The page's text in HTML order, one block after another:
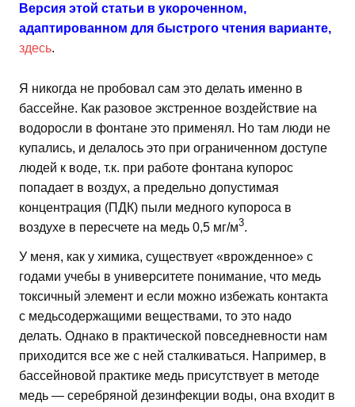
Версия этой статьи в укороченном,
адаптированном для быстрого чтения варианте,
здесь.
Я никогда не пробовал сам это делать именно в
бассейне. Как разовое экстренное воздействие на
водоросли в фонтане это применял. Но там люди не
купались, и делалось это при ограниченном доступе
людей к воде, т.к. при работе фонтана купорос
попадает в воздух, а предельно допустимая
концентрация (ПДК) пыли медного купороса в
воздухе в пересчете на медь 0,5 мг/м3.
У меня, как у химика, существует «врожденное» с
годами учебы в университете понимание, что медь
токсичный элемент и если можно избежать контакта
с медьсодержащими веществами, то это надо
делать. Однако в практической повседневности нам
приходится все же с ней сталкиваться. Например, в
бассейновой практике медь присутствует в методе
медь — серебряной дезинфекции воды, она входит в